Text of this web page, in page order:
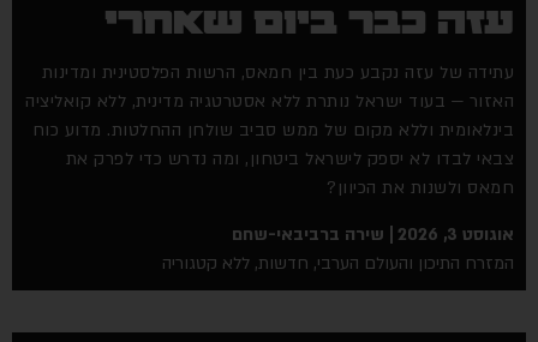
כבר ביום שאחרי
של עזה נקבע כעת בין חמאס, הרשות הפלסטינית ומדינות
— בעוד ישראל נותרת ללא אסטרטגיה מדינית, ללא קואליציה
וללא מקום של ממש סביב שולחן ההחלטות. מדוע כוח
לבדו לא יספק לישראל ביטחון, ומה נדרש כדי לפרק את
ולשנות את הכיוון?
3, 2026
שירה ברביבאי-שחם
התיכון והעולם הערבי,חדשות,ללא קטגוריה